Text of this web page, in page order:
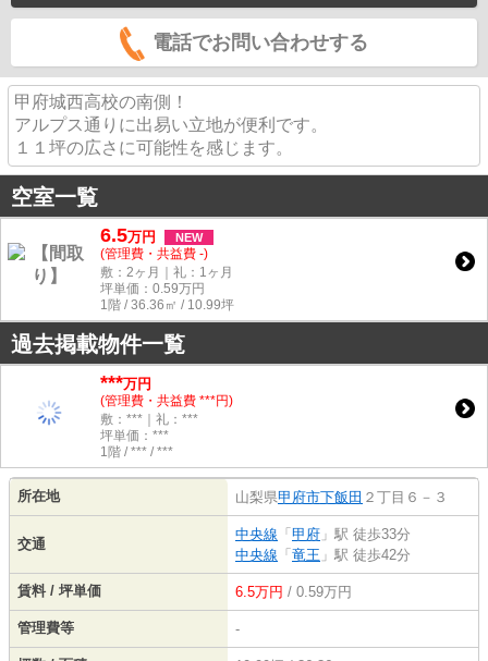
電話でお問い合わせする
甲府城西高校の南側！
アルプス通りに出易い立地が便利です。
１１坪の広さに可能性を感じます。
空室一覧
6.5万円 NEW
(管理費・共益費 -)
敷：2ヶ月｜礼：1ヶ月
坪単価： 0.59万円
1階 / 36.36㎡ / 10.99坪
過去掲載物件一覧
***万円
(管理費・共益費 ***円)
敷：***｜礼：***
坪単価：***
1階 / *** / ***
所在地 山梨県甲府市下飯田 ２丁目６－３
交通
中央線 「 甲府 」駅 徒歩33分
中央線 「 竜王 」駅 徒歩42分
賃料 / 坪単価 6.5万円 / 0.59万円
管理費等 -